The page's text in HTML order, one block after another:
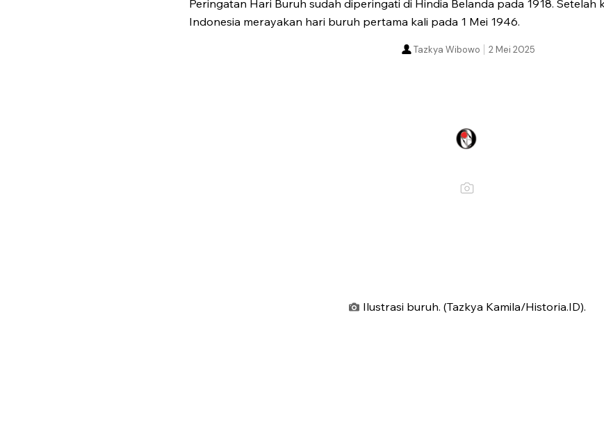
Peringatan Hari Buruh sudah diperingati di Hindia Belanda pada 1918. Setelah
Indonesia merayakan hari buruh pertama kali pada 1 Mei 1946.
2 Mei 2025
Tazkya Wibowo
Ilustrasi buruh. (Tazkya Kamila/Historia.ID).